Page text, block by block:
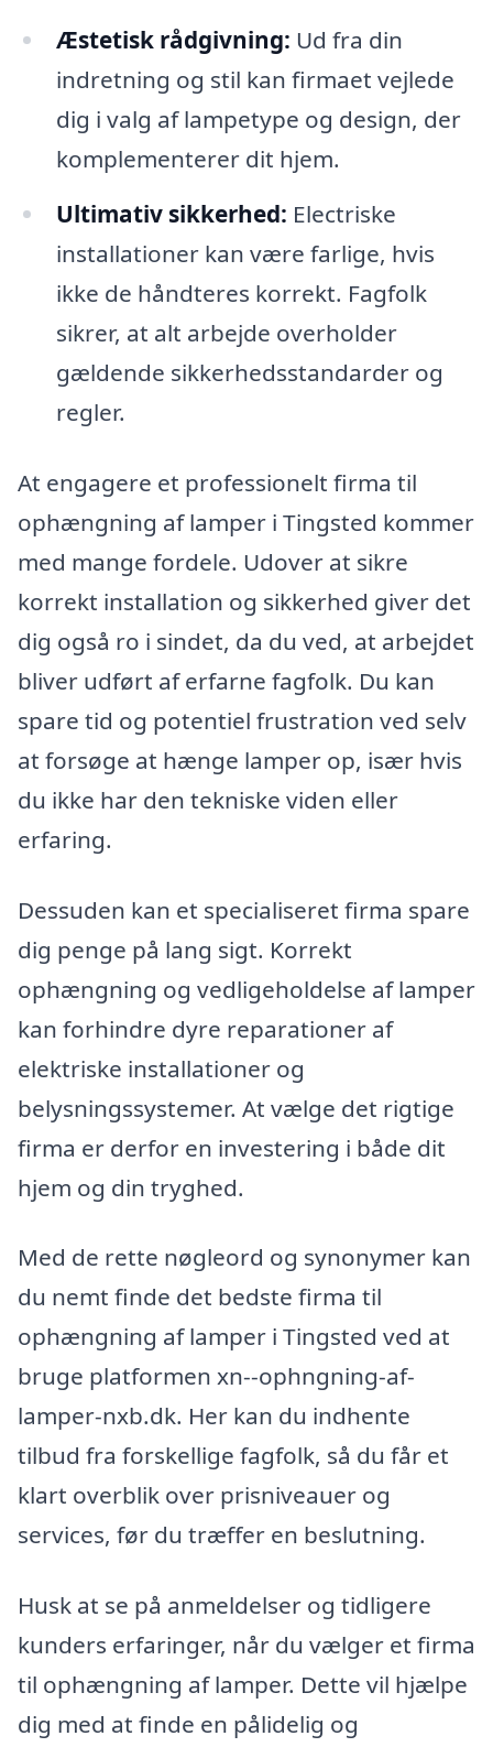
Æstetisk rådgivning: Ud fra din
indretning og stil kan firmaet vejlede
dig i valg af lampetype og design, der
komplementerer dit hjem.
Ultimativ sikkerhed: Electriske
installationer kan være farlige, hvis
ikke de håndteres korrekt. Fagfolk
sikrer, at alt arbejde overholder
gældende sikkerhedsstandarder og
regler.
At engagere et professionelt firma til
ophængning af lamper i Tingsted kommer
med mange fordele. Udover at sikre
korrekt installation og sikkerhed giver det
dig også ro i sindet, da du ved, at arbejdet
bliver udført af erfarne fagfolk. Du kan
spare tid og potentiel frustration ved selv
at forsøge at hænge lamper op, især hvis
du ikke har den tekniske viden eller
erfaring.
Dessuden kan et specialiseret firma spare
dig penge på lang sigt. Korrekt
ophængning og vedligeholdelse af lamper
kan forhindre dyre reparationer af
elektriske installationer og
belysningssystemer. At vælge det rigtige
firma er derfor en investering i både dit
hjem og din tryghed.
Med de rette nøgleord og synonymer kan
du nemt finde det bedste firma til
ophængning af lamper i Tingsted ved at
bruge platformen xn--ophngning-af-
lamper-nxb.dk. Her kan du indhente
tilbud fra forskellige fagfolk, så du får et
klart overblik over prisniveauer og
services, før du træffer en beslutning.
Husk at se på anmeldelser og tidligere
kunders erfaringer, når du vælger et firma
til ophængning af lamper. Dette vil hjælpe
dig med at finde en pålidelig og